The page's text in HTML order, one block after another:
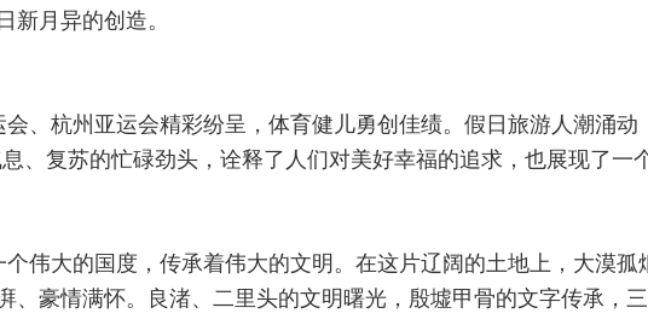
新月异的创造。
、杭州亚运会精彩纷呈，体育健儿勇创佳绩。假日旅游人潮涌动
、复苏的忙碌劲头，诠释了人们对美好幸福的追求，也展现了一
伟大的国度，传承着伟大的文明。在这片辽阔的土地上，大漠孤
、豪情满怀。良渚、二里头的文明曙光，殷墟甲骨的文字传承，